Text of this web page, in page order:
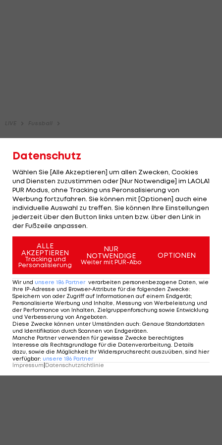
Datenschutz
Wählen Sie [Alle Akzeptieren] um allen Zwecken, Cookies
und Diensten zuzustimmen oder [Nur Notwendige] im LAOLA1
PUR Modus, ohne Tracking uns Peronsalisierung von
Werbung fortzufahren. Sie können mit [Optionen] auch eine
individuelle Auswahl zu treffen. Sie können Ihre Einstellungen
jederzeit über den Button links unten bzw. über den Link in
der Fußzeile anpassen.
ALLE
AKZEPTIEREN
Tracking und
Personalisierung
NUR
NOTWENDIGE
Weiter mit PUR-Abo
OPTIONEN
Wir und unsere 186 Partner verarbeiten personenbezogene Daten, wie
Ihre IP-Adresse und Browser-Attribute für die folgenden Zwecke:
Speichern von oder Zugriff auf Informationen auf einem Endgerät;
Personalisierte Werbung und Inhalte, Messung von Werbeleistung und
der Performance von Inhalten, Zielgruppenforschung sowie Entwicklung
und Verbesserung von Angeboten.
Diese Zwecke können unter Umständen auch: Genaue Standortdaten
und Identifikation durch Scannen von Endgeräten.
Manche Partner verwenden für gewisse Zwecke berechtigtes
Interesse als Rechtsgrundlage für die Datenverarbeitung. Details
dazu, sowie die Möglichkeit Ihr Widerspruchsrecht auszuüben, sind hier
verfügbar: unsere 186 Partner
Impressum Datenschutzrichtlinie